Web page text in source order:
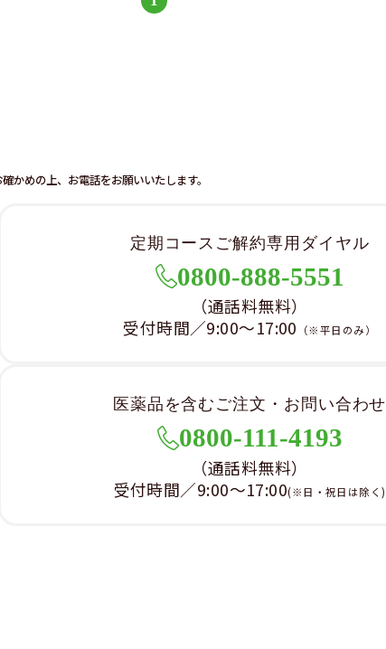
かめの上、お電話をお願いいたします。
定期コースご解約専用ダイヤル
0800-888-5551
（通話料無料）
受付時間／9:00～17:00
（※平日のみ）
医薬品を含むご注文・お問い合わせ
0800-111-4193
（通話料無料）
受付時間／9:00～17:00(※日・祝日は除く)